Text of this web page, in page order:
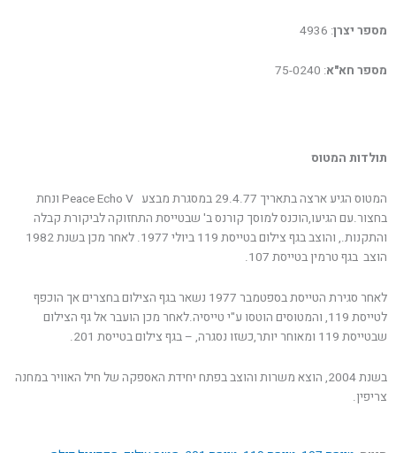
מספר יצרן: 4936
מספר חא"א: 75-0240
תולדות המטוס
המטוס הגיע ארצה בתאריך 29.4.77 במסגרת מבצע Peace Echo V ונחת
בחצור.עם הגיעו,הוכנס למוסך קורנס ב' שבטייסת התחזוקה לביקורת קבלה
והתקנות., והוצב בגף צילום בטייסת 119 ביולי 1977. לאחר מכן בשנת 1982
הוצב בגף טרמין בטייסת 107.
לאחר סגירת הטייסת בספטמבר 1977 נשאר בגף הצילום בחצרים אך הוכפף
לטייסת 119, והמטוסים הוטסו ע"י טייסיה.לאחר מכן הועבר אל גף הצילום
שבטייסת 119 ומאוחר יותר,כשזו נסגרה, – בגף צילום בטייסת 201.
בשנת 2004, הוצא משרות והוצב בפתח יחידת האספקה של חיל האוויר במחנה
צריפין.